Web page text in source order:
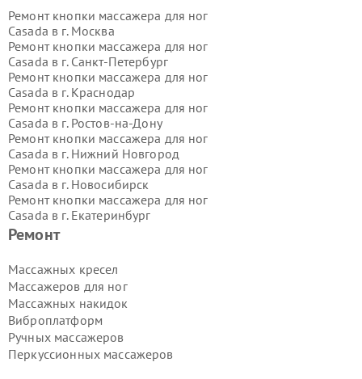
Ремонт
Массажных кресел
Массажеров для ног
Массажных накидок
Виброплатформ
Ручных массажеров
Перкуссионных массажеров
Ремонт кнопки массажера для ног
Casada в г. Москва
Ремонт кнопки массажера для ног
Casada в г. Санкт-Петербург
Ремонт кнопки массажера для ног
Casada в г. Краснодар
Ремонт кнопки массажера для ног
Casada в г. Ростов-на-Дону
Ремонт кнопки массажера для ног
Casada в г. Нижний Новгород
Ремонт кнопки массажера для ног
Casada в г. Новосибирск
Ремонт кнопки массажера для ног
Casada в г. Екатеринбург
Ремонт кнопки массажера для ног
Ремонт кнопки массажера для ног
Casada в г.Воронеж
Ремонт кнопки массажера для ног
Casada в г.Волгоград
Ремонт кнопки массажера для ног
Casada в г.Самара
Ремонт кнопки массажера для ног